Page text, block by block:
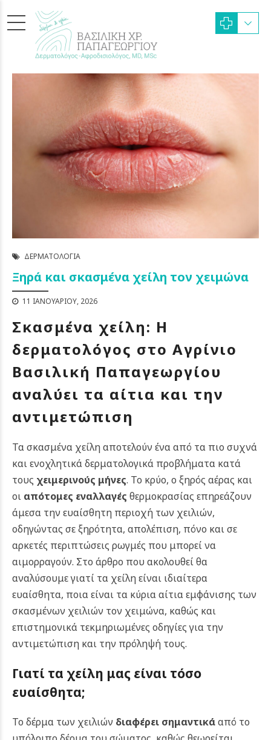
ΔΕΡΜΑΤΟΛΟΓΊΑ
Ξηρά και σκασμένα χείλη τον χειμώνα
11 ΙΑΝΟΥΑΡΊΟΥ, 2026
Σκασμένα χείλη: Η
δερματολόγος στο Αγρίνιο
Βασιλική Παπαγεωργίου
αναλύει τα αίτια και την
αντιμετώπιση
Τα σκασμένα χείλη αποτελούν ένα από τα πιο συχνά
και ενοχλητικά δερματολογικά προβλήματα κατά
τους χειμερινούς μήνες. Το κρύο, ο ξηρός αέρας και
οι απότομες εναλλαγές θερμοκρασίας επηρεάζουν
άμεσα την ευαίσθητη περιοχή των χειλιών,
οδηγώντας σε ξηρότητα, απολέπιση, πόνο και σε
αρκετές περιπτώσεις ρωγμές που μπορεί να
αιμορραγούν. Στο άρθρο που ακολουθεί θα
αναλύσουμε γιατί τα χείλη είναι ιδιαίτερα
ευαίσθητα, ποια είναι τα κύρια αίτια εμφάνισης των
σκασμένων χειλιών τον χειμώνα, καθώς και
επιστημονικά τεκμηριωμένες οδηγίες για την
αντιμετώπιση και την πρόληψή τους.
Γιατί τα χείλη μας είναι τόσο
ευαίσθητα;
Το δέρμα των χειλιών διαφέρει σημαντικάαπό το